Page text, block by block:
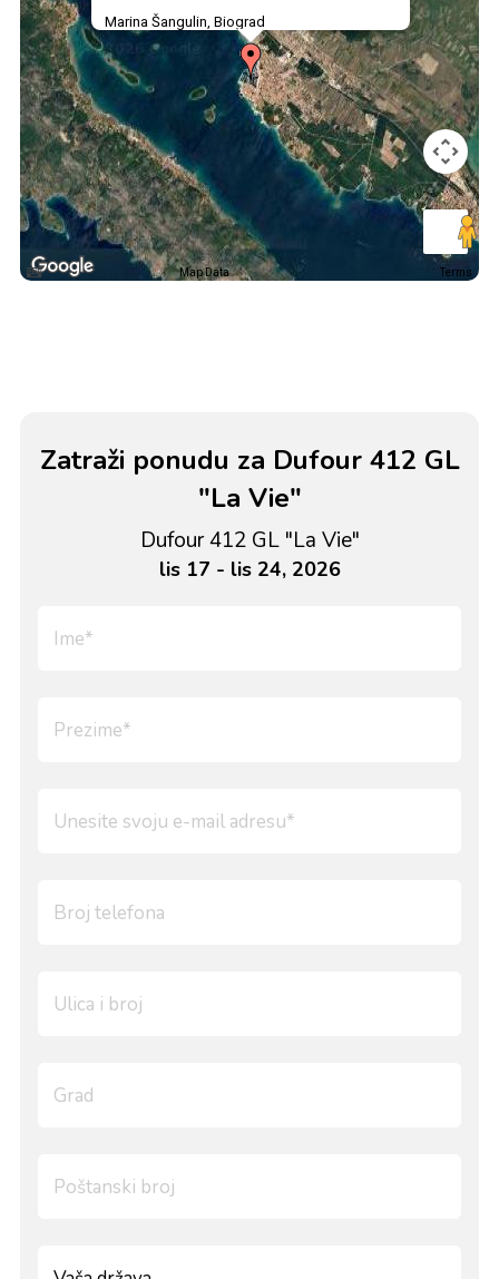
Marina Šangulin, Biograd
Map Data Terms
Zatraži ponudu za Dufour 412 GL
"La Vie"
Dufour 412 GL "La Vie"
lis 17 - lis 24, 2026